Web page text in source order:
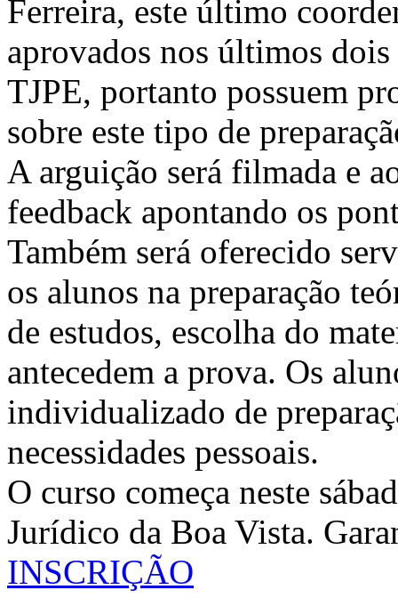
Ferreira, este último
aprovados nos últimos
TJPE, portanto possuem
sobre este tipo de
A arguição será filmada e
feedback apontando os
Também será oferecido
os alunos na preparação
de estudos, escolha do
antecedem a prova. Os
individualizado de
necessidades pessoais.
O curso começa neste
Jurídico da Boa Vista.
INSCRIÇÃO